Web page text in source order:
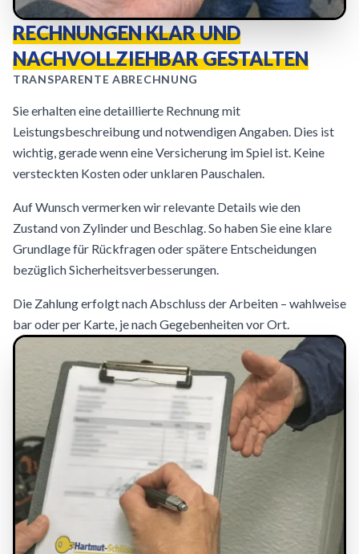
RECHNUNGEN KLAR UND
NACHVOLLZIEHBAR GESTALTEN
TRANSPARENTE ABRECHNUNG
Sie erhalten eine detaillierte Rechnung mit
Leistungsbeschreibung und notwendigen Angaben. Dies ist
wichtig, gerade wenn eine Versicherung im Spiel ist. Keine
versteckten Kosten oder unklaren Pauschalen.
Auf Wunsch vermerken wir relevante Details wie den
Zustand von Zylinder und Beschlag. So haben Sie eine klare
Grundlage für Rückfragen oder spätere Entscheidungen
bezüglich Sicherheitsverbesserungen.
Die Zahlung erfolgt nach Abschluss der Arbeiten – wahlweise
bar oder per Karte, je nach Gegebenheiten vor Ort.